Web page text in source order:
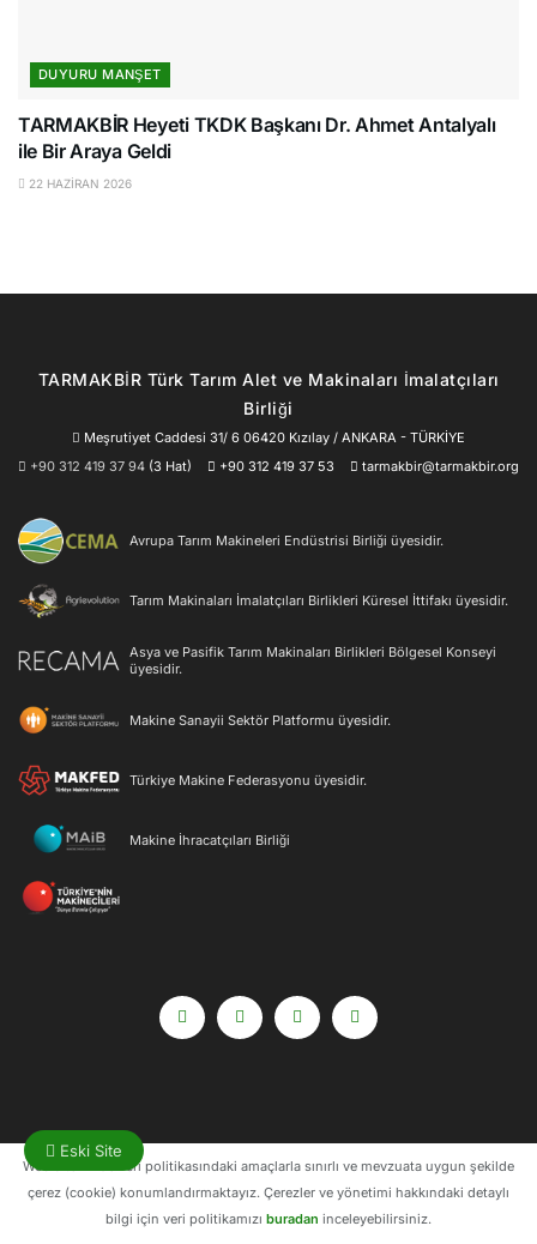
DUYURU MANŞET
TARMAKBİR Heyeti TKDK Başkanı Dr. Ahmet Antalyalı
ile Bir Araya Geldi
22 HAZIRAN 2026
Eski Site
TARMAKBİR Türk Tarım Alet ve Makinaları İmalatçıları
Birliği
Meşrutiyet Caddesi 31/ 6 06420 Kızılay / ANKARA - TÜRKİYE
+90 312 419 37 94 (3 Hat) +90 312 419 37 53 tarmakbir@tarmakbir.org
Avrupa Tarım Makineleri Endüstrisi Birliği üyesidir.
Tarım Makinaları İmalatçıları Birlikleri Küresel İttifakı üyesidir.
Asya ve Pasifik Tarım Makinaları Birlikleri Bölgesel Konseyi
üyesidir.
Makine Sanayii Sektör Platformu üyesidir.
Türkiye Makine Federasyonu üyesidir.
Makine İhracatçıları Birliği
Web sitemizde veri politikasındaki amaçlarla sınırlı ve mevzuata uygun şekilde
çerez (cookie) konumlandırmaktayız. Çerezler ve yönetimi hakkındaki detaylı
bilgi için veri politikamızı buradan inceleyebilirsiniz.